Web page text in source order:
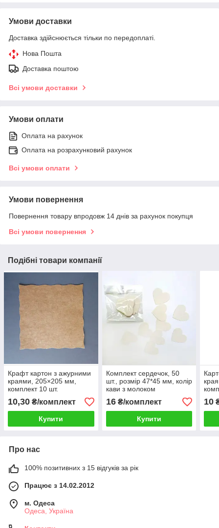
Умови доставки
Доставка здійснюється тільки по передоплаті.
Нова Пошта
Доставка поштою
Всі умови доставки
Умови оплати
Оплата на рахунок
Оплата на розрахунковий рахунок
Всі умови оплати
Умови повернення
Повернення товару впродовж 14 днів за рахунок покупця
Всі умови повернення
Подібні товари компанії
Крафт картон з ажурними
краями, 205×205 мм,
комплект 10 шт.
10,30 ₴/комплект
Купити
Комплект сердечок, 50
шт., розмір 47*45 мм, колір
кави з молоком
16₴/комплект
Купити
10
Про нас
100% позитивних з 15 відгуків за рік
Працює з 14.02.2012
м. Одеса
Одеса, Україна